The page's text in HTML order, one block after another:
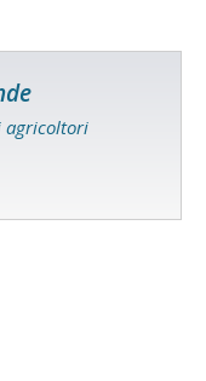
agricoltori